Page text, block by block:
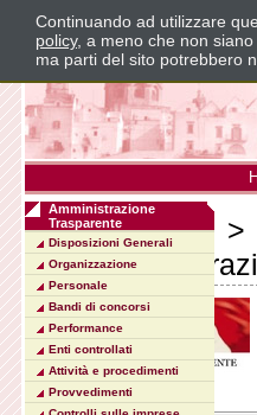
Sei in:Home>
Amministrazione
Trasparente
Disposizioni Generali
Organizzazione
Personale
Bandi di concorsi
Performance
Enti controllati
Attività e procedimenti
Provvedimenti
Continuando ad utilizzare
policy, a meno che non
ma parti del sito potrebbero